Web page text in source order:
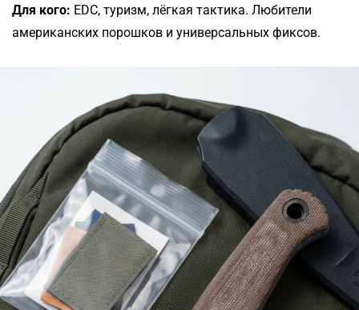
Для кого: EDC, туризм, лёгкая тактика. Любители
американских порошков и универсальных фиксов.